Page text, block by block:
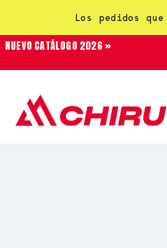
Los pedidos
NUEVO CATÁLOGO 2026 »